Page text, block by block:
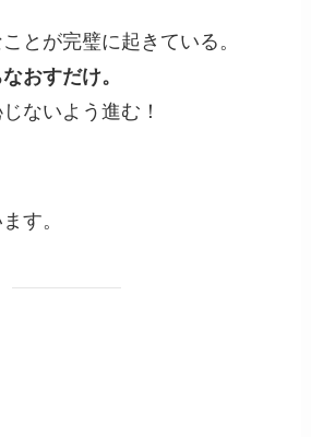
とが完璧に起きている。
おすだけ。
ないよう進む！
す。